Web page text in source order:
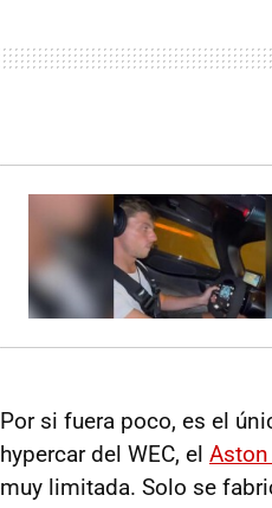
Por si fuera poco, es el
hypercar del WEC, el
muy limitada. Solo se